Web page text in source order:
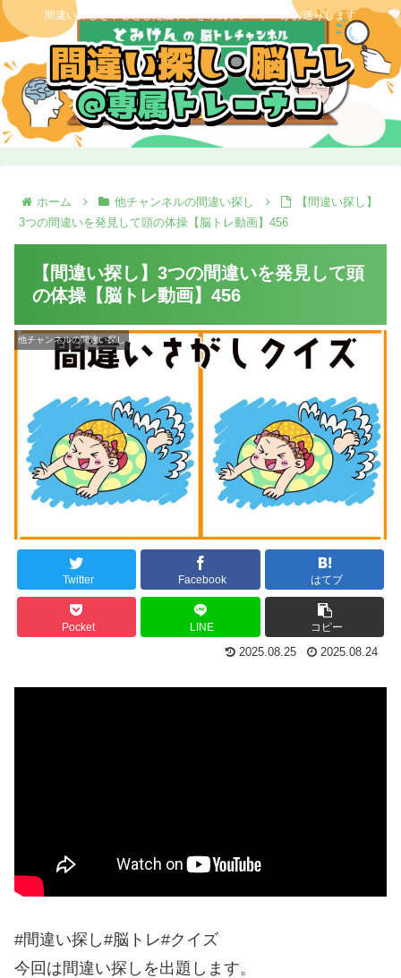
間違い探しを中心とした脳トレを専属トレーナーがお送りします
ホーム 他チャンネルの間違い探し
【間違い探し】
3つの間違いを発見して頭の体操【脳トレ動画】456
【間違い探し】3つの間違いを発見して頭
の体操【脳トレ動画】456
他チャンネルの間違い探し
Twitter Facebook はてブ
Pocket LINE コピー
2025.08.25 2025.08.24
#間違い探し#脳トレ#クイズ
今回は間違い探しを出題します。